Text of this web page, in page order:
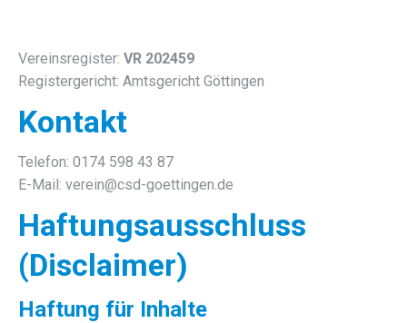
Vereinsregister: VR 202459
Registergericht: Amtsgericht Göttingen
Kontakt
Telefon: 0174 598 43 87
E-Mail: verein@csd-goettingen.de
Haftungsausschluss
(Disclaimer)
Haftung für Inhalte